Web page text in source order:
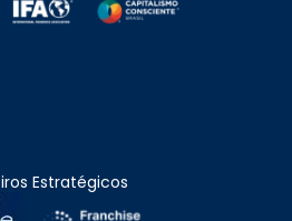
Estratégicos